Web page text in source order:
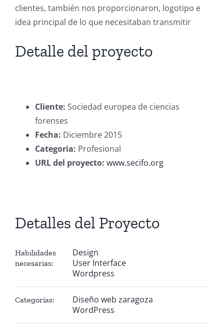
clientes, también nos proporcionaron, logotipo e
idea principal de lo que necesitaban transmitir
Detalle del proyecto
Cliente: Sociedad europea de ciencias
forenses
Fecha: Diciembre 2015
Categoria: Profesional
URL del proyecto: www.secifo.org
Detalles del Proyecto
Habilidades
necesarias:
Design
User Interface
Wordpress
Categorías:
Diseño web zaragoza
WordPress